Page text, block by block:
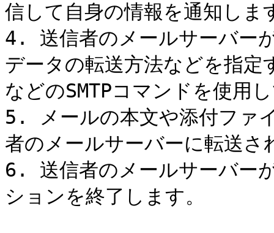
信して自身の情報を通知しま
4. 送信者のメールサーバー
データの転送方法などを指定
などのSMTPコマンドを使用
5. メールの本文や添付ファ
者のメールサーバーに転送さ
6. 送信者のメールサーバー
ションを終了します。